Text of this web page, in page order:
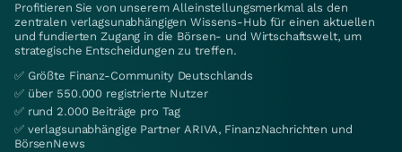
Profitieren Sie von unserem Alleinstellungsmerkmal als den
zentralen verlagsunabhängigen Wissens-Hub für einen aktuellen
und fundierten Zugang in die Börsen- und Wirtschaftswelt, um
strategische Entscheidungen zu treffen.
✅ Größte Finanz-Community Deutschlands
✅ über 550.000 registrierte Nutzer
✅ rund 2.000 Beiträge pro Tag
✅ verlagsunabhängige Partner ARIVA, FinanzNachrichten und
BörsenNews